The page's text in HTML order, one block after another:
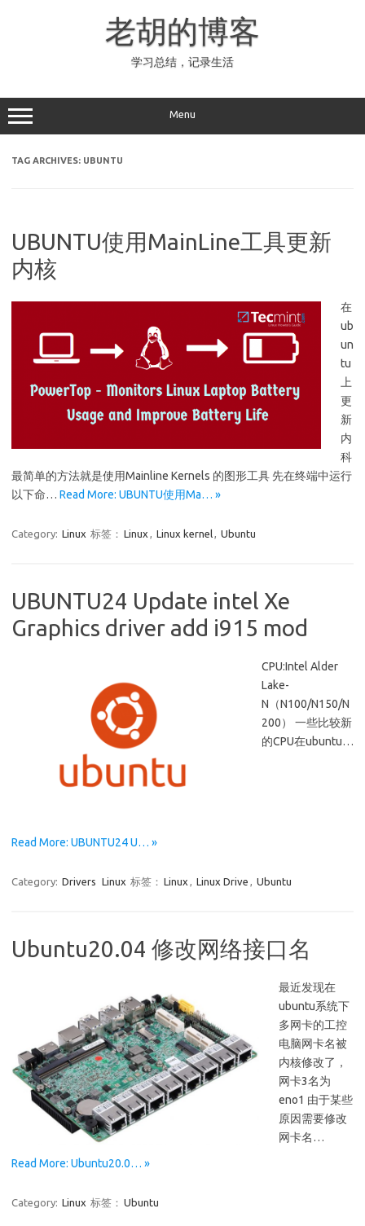
老胡的博客
学习总结，记录生活
Menu
TAG ARCHIVES: UBUNTU
UBUNTU使用MainLine工具更新
内核
在
ub
un
tu
上
更
新
内
科
最简单的方法就是使用Mainline Kernels 的图形工具 先在终端中运行
以下命… Read More: UBUNTU使用Ma… »
Category: Linux 标签： Linux , Linux kernel, Ubuntu
UBUNTU24 Update intel Xe
Graphics driver add i915 mod
CPU:Intel Alder
Lake-
N（N100/N150/N
200） 一些比较新
的CPU在ubuntu…
Read More: UBUNTU24 U… »
Category: Drivers Linux 标签： Linux , Linux Drive , Ubuntu
Ubuntu20.04 修改网络接口名
最近发现在
ubuntu系统下
多网卡的工控
电脑网卡名被
内核修改了，
网卡3名为
eno1 由于某些
原因需要修改
网卡名…
Read More: Ubuntu20.0… »
Category: Linux 标签： Ubuntu